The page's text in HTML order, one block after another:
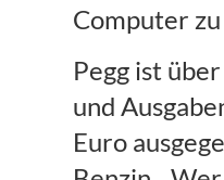
Computer
Pegg ist
und
Euro